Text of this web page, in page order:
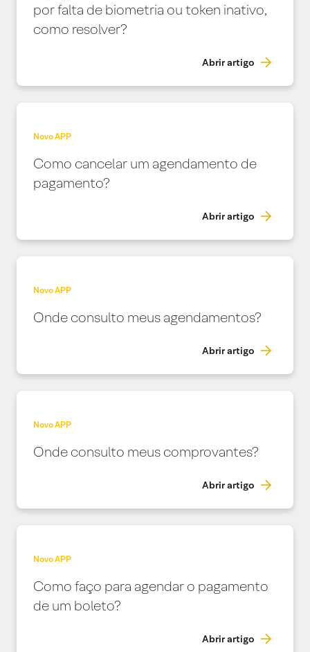
por falta de biometria ou token inativo,
como resolver?
Abrir artigo
Novo APP
Como cancelar um agendamento de
pagamento?
Abrir artigo
Novo APP
Onde consulto meus agendamentos?
Abrir artigo
Novo APP
Onde consulto meus comprovantes?
Abrir artigo
Novo APP
Como faço para agendar o pagamento
de um boleto?
Abrir artigo